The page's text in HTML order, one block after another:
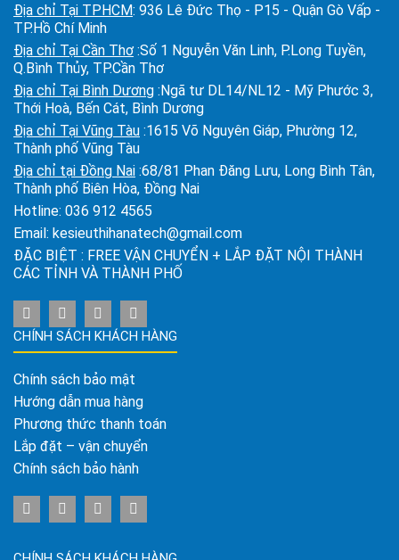
Địa chỉ Tại TPHCM: 936 Lê Đức Thọ - P15 - Quận Gò Vấp -
TP.Hồ Chí Minh
Địa chỉ Tại Cần Thơ :Số 1 Nguyễn Văn Linh, P.Long Tuyền,
Q.Bình Thủy, TP.Cần Thơ
Địa chỉ Tại Bình Dương :Ngã tư DL14/NL12 - Mỹ Phước 3,
Thới Hoà, Bến Cát, Bình Dương
Địa chỉ Tại Vũng Tàu :1615 Võ Nguyên Giáp, Phường 12,
Thành phố Vũng Tàu
Địa chỉ tại Đồng Nai :68/81 Phan Đăng Lưu, Long Bình Tân,
Thành phố Biên Hòa, Đồng Nai
Hotline: 036 912 4565
Email: kesieuthihanatech@gmail.com
ĐẶC BIỆT : FREE VẬN CHUYỂN + LẮP ĐẶT NỘI THÀNH
CÁC TỈNH VÀ THÀNH PHỐ
CHÍNH SÁCH KHÁCH HÀNG
Chính sách bảo mật
Hướng dẫn mua hàng
Phương thức thanh toán
Lắp đặt – vận chuyển
Chính sách bảo hành